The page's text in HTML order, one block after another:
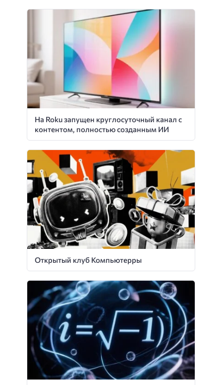
На Roku запущен круглосуточный канал с
контентом, полностью созданным ИИ
Открытый клуб Компьютерры